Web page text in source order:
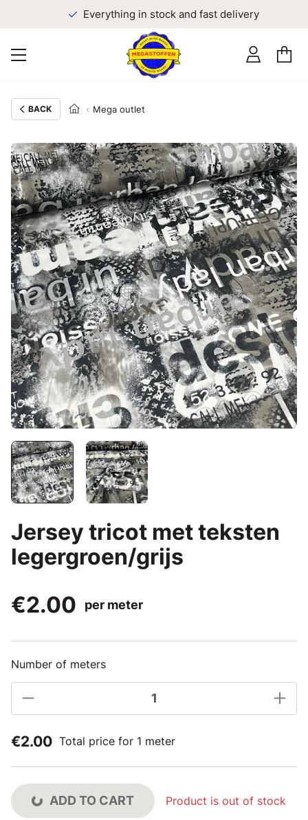
Everything in stock and fast delivery
BACK Mega outlet
Jersey tricot met teksten
legergroen/grijs
€2.00
per meter
Number of meters
€2.00 Total price for 1 meter
ADD TO CART Product is out of stock